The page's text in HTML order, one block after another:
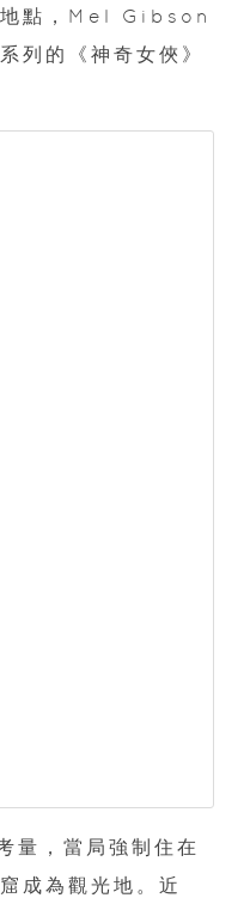
地點，Mel Gibson
列的《神奇女俠》
量，當局強制住在
成為觀光地。近